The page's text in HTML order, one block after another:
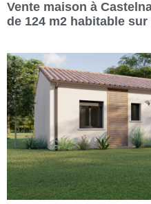
Vente maison à
de 124 m2 habitable